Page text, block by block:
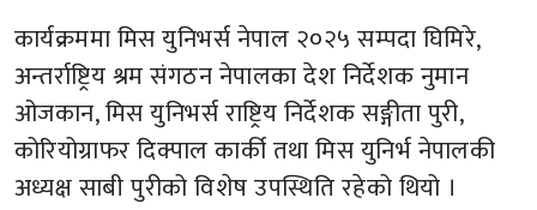
कार्यक्रममा मिस युनिभर्स नेपाल २०२५ सम्पदा घिमिरे,
अन्तर्राष्ट्रिय श्रम संगठन नेपालका देश निर्देशक नुमान
ओजकान, मिस युनिभर्स राष्ट्रिय निर्देशक सङ्गीता पुरी,
कोरियोग्राफर दिक्पाल कार्की तथा मिस युनिर्भ नेपालकी
अध्यक्ष साबी पुरीको विशेष उपस्थिति रहेको थियो ।